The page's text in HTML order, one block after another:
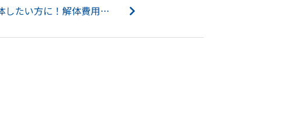
不動産売却で家を解体したい方に！解体費用の補助金についてご紹介！...